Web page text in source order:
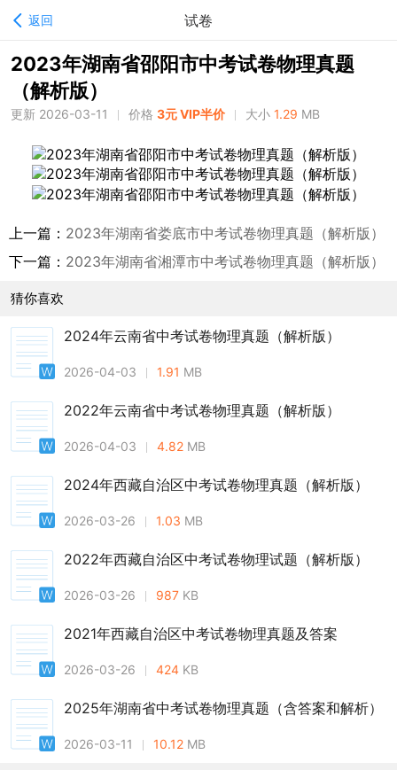
返回 试卷
2023年湖南省邵阳市中考试卷物理真题
（解析版）
更新 2026-03-11 价格 3元 VIP半价 大小 1.29 MB
上一篇： 2023年湖南省娄底市中考试卷物理真题（解析版）
下一篇： 2023年湖南省湘潭市中考试卷物理真题（解析版）
猜你喜欢
2024年云南省中考试卷物理真题（解析版）
2026-04-03 1.91 MB
2022年云南省中考试卷物理真题（解析版）
2026-04-03 4.82 MB
2024年西藏自治区中考试卷物理真题（解析版）
2026-03-26 1.03 MB
2022年西藏自治区中考试卷物理试题（解析版）
2026-03-26 987 KB
2021年西藏自治区中考试卷物理真题及答案
2026-03-26 424 KB
2025年湖南省中考试卷物理真题（含答案和解析）
2026-03-11 10.12 MB